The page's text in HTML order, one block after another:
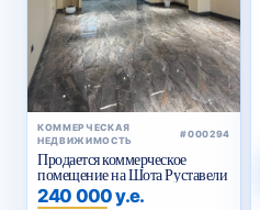
КОММЕРЧЕСКАЯ
НЕДВИЖИМОСТЬ
#000294
Продается коммерческое
помещение на Шота Руставели
240 000 у.е.